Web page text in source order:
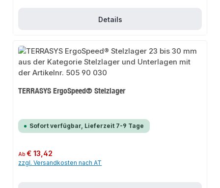
Details
TERRASYS ErgoSpeed® Stelzlager
Sofort verfügbar, Lieferzeit 7-9 Tage
Regulärer Preis:
Ab€ 13,42
zzgl. Versandkosten nach AT